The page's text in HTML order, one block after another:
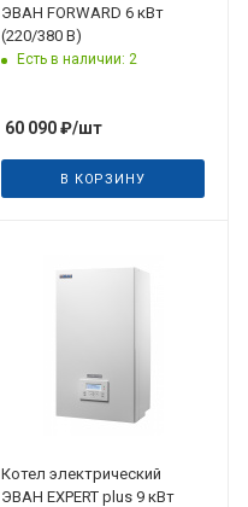
ЭВАН FORWARD 6 кВт
(220/380 В)
Есть в наличии: 2
60 090₽/шт
В КОРЗИНУ
Котел электрический
ЭВАН EXPERT plus 9 кВт